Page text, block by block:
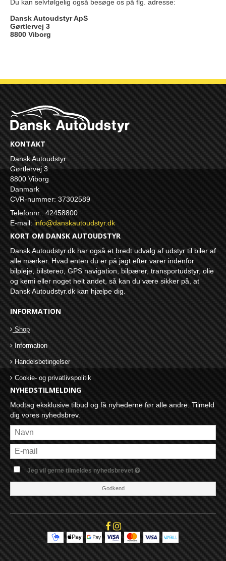
Du kan selvfølgelig også besøge os på flg. adresse:
Dansk Autoudstyr ApS
Gørtlervej 3
8800 Viborg
KONTAKT
Dansk Autoudstyr
Gørtlervej 3
8800 Viborg
Danmark
CVR-nummer: 37302589
Telefonnr.: 42458800
E-mail: info@danskautoudstyr.dk
KORT OM DANSK AUTOUDSTYR
Dansk Autoudstyr.dk har også et bredt udvalg af udstyr til biler af
alle mærker. Hvad enten du er på jagt efter varer indenfor
bilpleje, bilstereo, GPS navigation, bilpærer, transportudstyr, olie
og kemi eller noget helt andet, så kan du være sikker på, at
Dansk Autoudstyr.dk kan hjælpe dig.
INFORMATION
Shop
Information
Handelsbetingelser
Cookie- og privatlivspolitik
NYHEDSTILMELDING
Modtag eksklusive tilbud og få nyhederne før alle andre. Tilmeld
dig vores nyhedsbrev.
Jeg vil gerne tilmeldes nyhedsbrevet
Godkend